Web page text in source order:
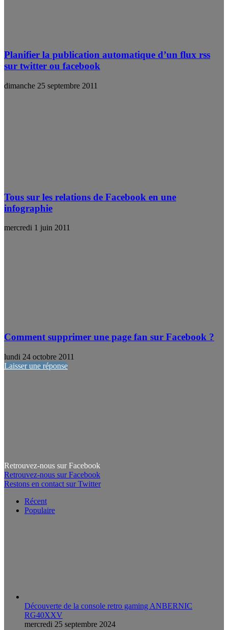
Planifier la publication automatique d’un flux rss
sur twitter ou facebook
dimanche 25 septembre 2011
Tous sur les relations de Facebook en une
infographie
mercredi 1 juin 2011
Comment supprimer une page fan sur Facebook ?
lundi 24 octobre 2011
Laisser une réponse
Retrouvez-nous sur Facebook
Retrouvez-nous sur Facebook
Restons en contact sur Twitter
Récent
Populaire
Découverte de la console retro gaming ANBERNIC
RG40XXV
mercredi 25 septembre 2024